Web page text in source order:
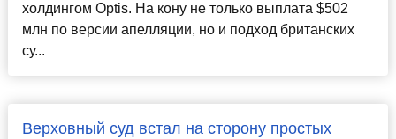
холдингом Optis. На кону не только выплата $502
млн по версии апелляции, но и подход британских
су...
Верховный суд встал на сторону простых